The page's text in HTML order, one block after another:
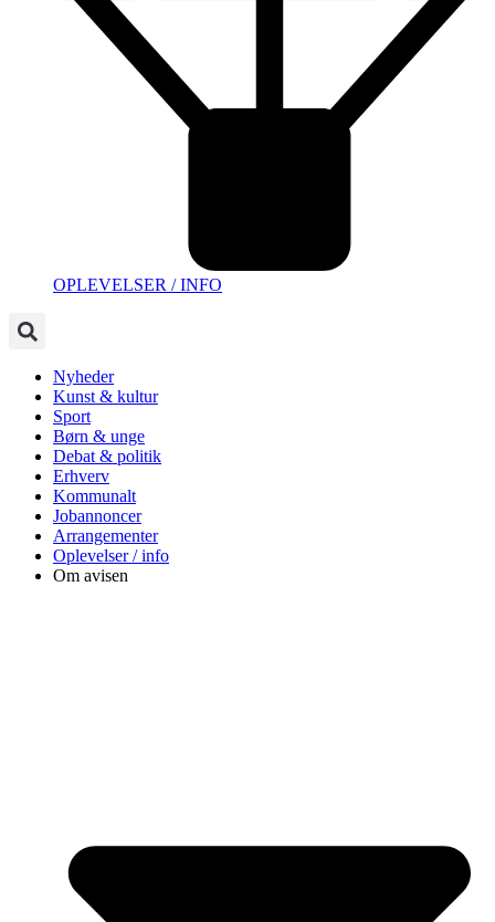
OPLEVELSER / INFO
Nyheder
Kunst & kultur
Sport
Børn & unge
Debat & politik
Erhverv
Kommunalt
Jobannoncer
Arrangementer
Oplevelser / info
Om avisen